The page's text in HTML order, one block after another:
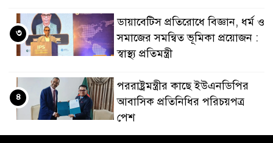
ডায়াবেটিস প্রতিরোধে বিজ্ঞান, ধর্ম ও
সমাজের সমন্বিত ভূমিকা প্রয়োজন :
স্বাস্থ্য প্রতিমন্ত্রী
৩
পররাষ্ট্রমন্ত্রীর কা‌ছে ইউএনডিপির
আবাসিক প্রতিনিধির পরিচয়পত্র
পেশ
৪